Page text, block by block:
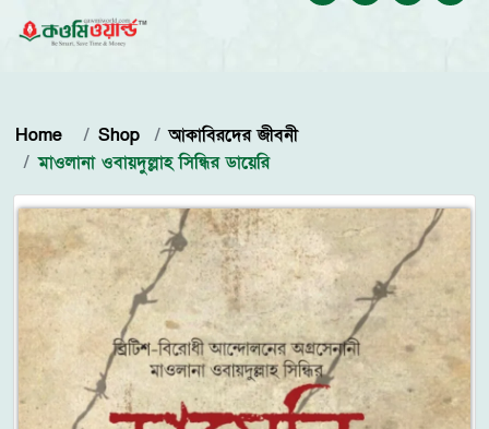
Home Shop
আকাবিরদের জীবনী
মাওলানা ওবায়দুল্লাহ সিন্ধির ডায়েরি